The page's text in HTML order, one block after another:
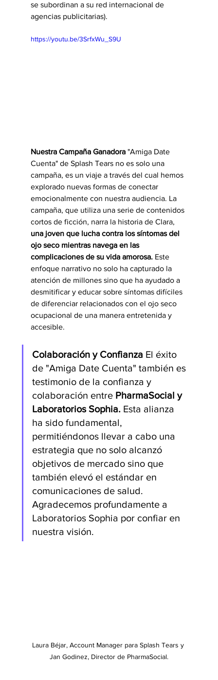
se subordinan a su red internacional de
agencias publicitarias).
https://youtu.be/3SrfxWu_S9U
Nuestra Campaña Ganadora "Amiga Date
Cuenta" de Splash Tears no es solo una
campaña, es un viaje a través del cual hemos
explorado nuevas formas de conectar
emocionalmente con nuestra audiencia. La
campaña, que utiliza una serie de contenidos
cortos de ficción, narra la historia de Clara,
una joven que lucha contra los síntomas del
ojo seco mientras navega en las
complicaciones de su vida amorosa. Este
enfoque narrativo no solo ha capturado la
atención de millones sino que ha ayudado a
desmitificar y educar sobre síntomas difíciles
de diferenciar relacionados con el ojo seco
ocupacional de una manera entretenida y
accesible.
Colaboración y Confianza El éxito
de "Amiga Date Cuenta" también es
testimonio de la confianza y
colaboración entre PharmaSocial y
Laboratorios Sophia. Esta alianza
ha sido fundamental,
permitiéndonos llevar a cabo una
estrategia que no solo alcanzó
objetivos de mercado sino que
también elevó el estándar en
comunicaciones de salud.
Agradecemos profundamente a
Laboratorios Sophia por confiar en
nuestra visión.
Laura Béjar, Account Manager para Splash Tears y
Jan Godinez, Director de PharmaSocial.